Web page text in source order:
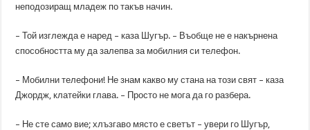
неподозиращ младеж по такъв начин.
– Той изглежда е наред – каза Шугър. – Въобще не е накърнена
способността му да залепва за мобилния си телефон.
– Мобилни телефони! Не знам какво му стана на този свят – каза
Джордж, клатейки глава. – Просто не мога да го разбера.
– Не сте само вие; хлъзгаво място е светът – увери го Шугър,